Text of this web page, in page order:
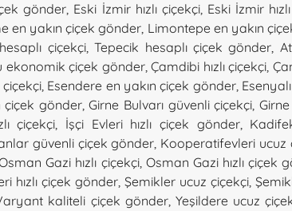
gönder, Eski İzmir hızlı çiçekçi, Eski İzmir
en yakın çiçek gönder, Limontepe en yakın
çiçekçi,Tepecik hesaplı çiçek gönder,
ekonomik çiçek gönder, Çamdibi hızlı çiçekçi,
çiçekçi, Esendere en yakın çiçek gönder,
çiçek gönder,Girne Bulvarı güvenli çiçekçi,
çiçekçi, İşçi Evleri hızlı çiçek gönder,
güvenli çiçek gönder, Kooperatifevleri ucuz
Gazi hızlı çiçekçi, Osman Gazi hızlı çiçek
hızlı çiçek gönder,Şemikler ucuz çiçekçi,
kaliteli çiçek gönder, Yeşildere ucuz